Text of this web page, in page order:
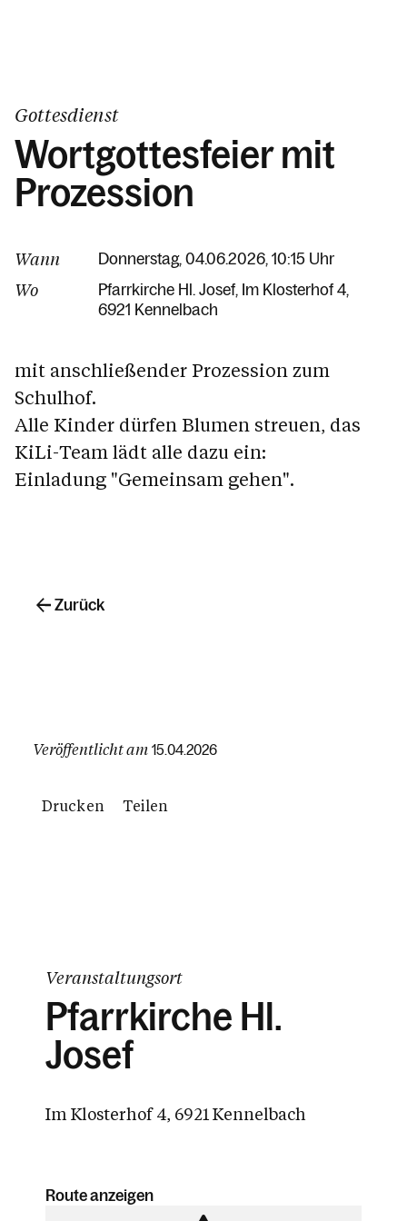
Gottesdienst
Wortgottesfeier mit
Prozession
Wann Donnerstag, 04.06.2026, 10:15 Uhr
Wo Pfarrkirche Hl. Josef Im Klosterhof 4
6921 Kennelbach
mit anschließender Prozession zum
Schulhof.
Alle Kinder dürfen Blumen streuen, das
KiLi-Team lädt alle dazu ein:
Einladung "Gemeinsam gehen".
Veröffentlicht am 15.04.2026
Drucken Teilen
Zurück
Veranstaltungsort
Pfarrkirche Hl.
Josef
Im Klosterhof 4, 6921 Kennelbach
Route anzeigen